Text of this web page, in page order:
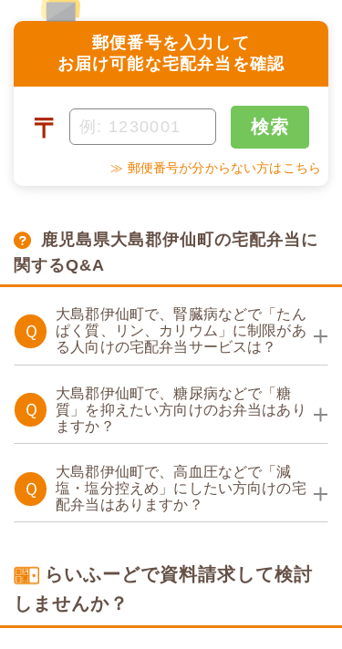
郵便番号を入力して
お届け可能な宅配弁当を確認
〒 検索
≫ 郵便番号が分からない方はこちら
鹿児島県大島郡伊仙町の宅配弁当に
関するQ&A
Ｑ
大島郡伊仙町で、腎臓病などで「たん
ぱく質、リン、カリウム」に制限があ
る人向けの宅配弁当サービスは？
Ｑ
大島郡伊仙町で、糖尿病などで「糖
質」を抑えたい方向けのお弁当はあり
ますか？
Ｑ
大島郡伊仙町で、高血圧などで「減
塩・塩分控えめ」にしたい方向けの宅
配弁当はありますか？
らいふーどで資料請求して検討
しませんか？